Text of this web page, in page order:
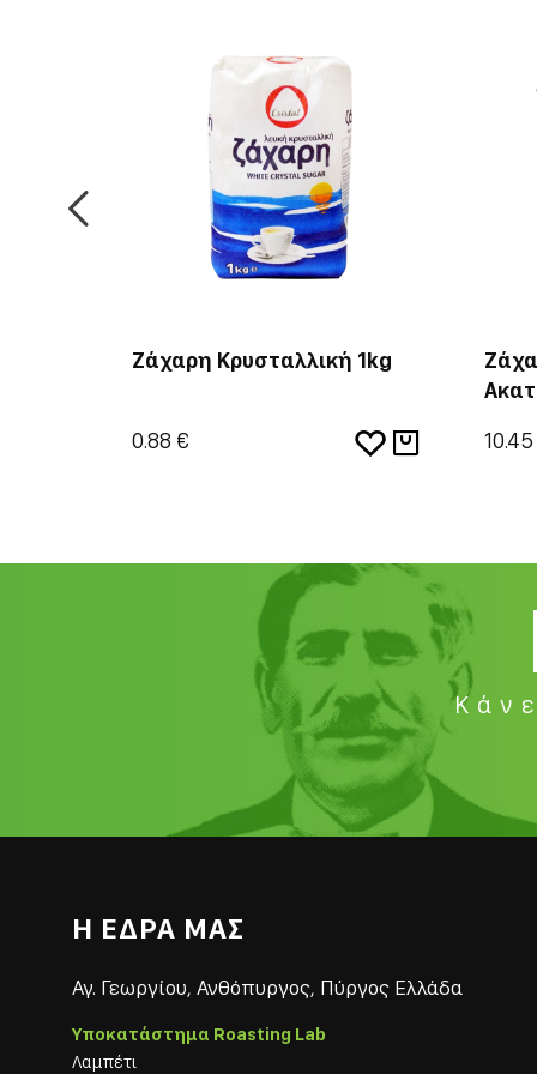
Ζάχαρη Κρυσταλλική 1kg
0.88 €
Η ΕΔΡΑ ΜΑΣ
Αγ. Γεωργίου, Ανθόπυργος, Πύργος Ελλάδα
Υποκατάστημα Roasting Lab
Λαμπέτι